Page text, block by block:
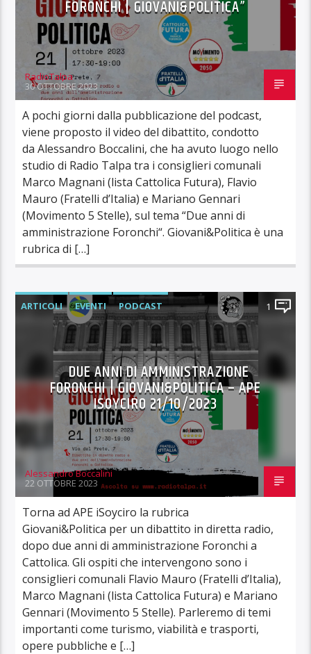
FORONCHI | GIOVANI&POLITICA”
RadioTalpa
30 OTTOBRE 2023
A pochi giorni dalla pubblicazione del podcast,
viene proposto il video del dibattito, condotto
da Alessandro Boccalini, che ha avuto luogo nello
studio di Radio Talpa tra i consiglieri comunali
Marco Magnani (lista Cattolica Futura), Flavio
Mauro (Fratelli d’Italia) e Mariano Gennari
(Movimento 5 Stelle), sul tema “Due anni di
amministrazione Foronchi“. Giovani&Politica è una
rubrica di […]
ARTICOLI EVENTI PODCAST 1
DUE ANNI DI AMMINISTRAZIONE
FORONCHI | GIOVANI&POLITICA – APE
ISOYCIRO 21/10/2023
Alessandro Boccalini
22 OTTOBRE 2023
Torna ad APE iSoyciro la rubrica
Giovani&Politica per un dibattito in diretta radio,
dopo due anni di amministrazione Foronchi a
Cattolica. Gli ospiti che intervengono sono i
consiglieri comunali Flavio Mauro (Fratelli d’Italia),
Marco Magnani (lista Cattolica Futura) e Mariano
Gennari (Movimento 5 Stelle). Parleremo di temi
importanti come turismo, viabilità e trasporti,
opere pubbliche e […]